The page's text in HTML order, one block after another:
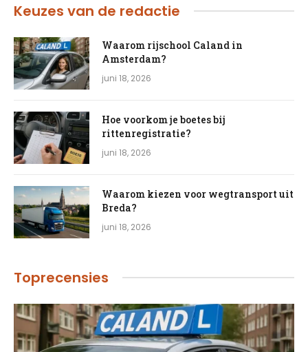
Keuzes van de redactie
Waarom rijschool Caland in
Amsterdam?
juni 18, 2026
Hoe voorkom je boetes bij
rittenregistratie?
juni 18, 2026
Waarom kiezen voor wegtransport uit
Breda?
juni 18, 2026
Toprecensies